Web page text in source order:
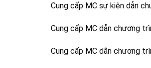
Cung cấp MC sự kiện dẫn
Cung cấp MC dẫn chương
Cung cấp MC dẫn chương